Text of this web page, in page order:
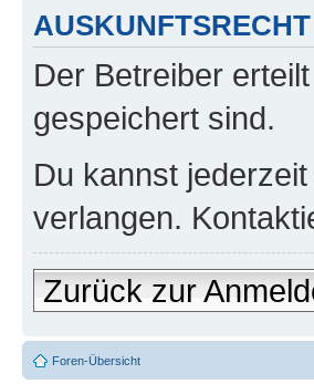
AUSKUNFTSRECHT
Der Betreiber
gespeichert sind.
Du kannst
verlangen.
Zurück zur
Foren-Übersicht